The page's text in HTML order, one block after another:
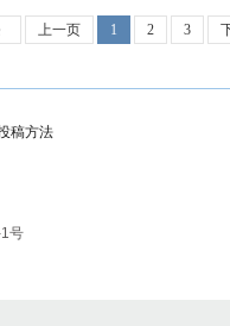
上一页 1 2 3
稿方法
号